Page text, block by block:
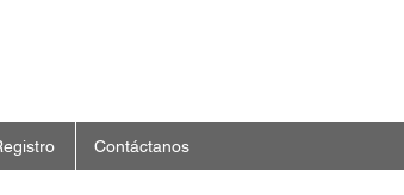
Contáctanos